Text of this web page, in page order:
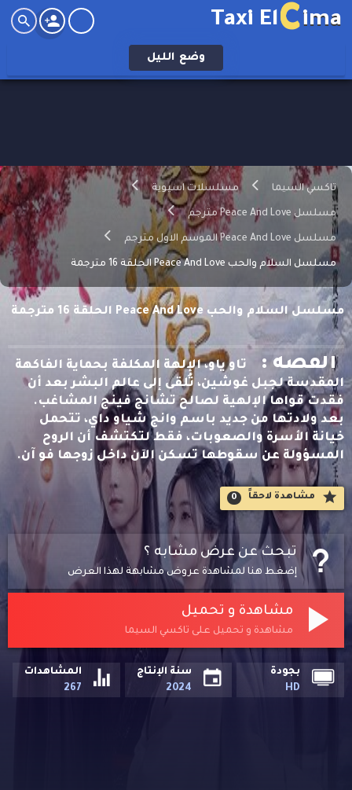
Taxi ElCima
وضع الليل
تاكسي السيما مسلسلات اسيوية
مسلسل Peace And Love مترجم
مسلسل Peace And Love الموسم الاول مترجم
مسلسل السلام والحب Peace And Love الحلقة 16 مترجمة
مسلسل السلام والحب Peace And Love الحلقة 16 مترجمة
القصه :
تاو ياو، الإلهة المكلفة بحماية الفاكهة
المقدسة لجبل غوشين، تُلقى إلى عالم البشر بعد أن
فقدت قواها الإلهية لصالح تشانج فينج المشاغب.
بعد ولادتها من جديد باسم وانج شياو داي، تتحمل
خيانة الأسرة والصعوبات، فقط لتكتشف أن الروح
المسؤولة عن سقوطها تسكن الآن داخل زوجها فو آن.
مشاهدة لاحقاََ 0
تبحث عن عرض مشابه ؟
إضغط هنا لمشاهدة عروض مشابهة لهذا العرض
مشاهدة و تحميل
مشاهدة و تحميل على تاكسي السيما
بجودة
HD
سنة الإنتاج
2024
المشاهدات
267